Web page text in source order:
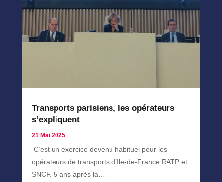
Transports parisiens, les opérateurs
s’expliquent
21 Mai 2025
C’est un exercice devenu habituel pour les
opérateurs de transports d’Ile-de-France RATP et
SNCF. 5 ans après la…